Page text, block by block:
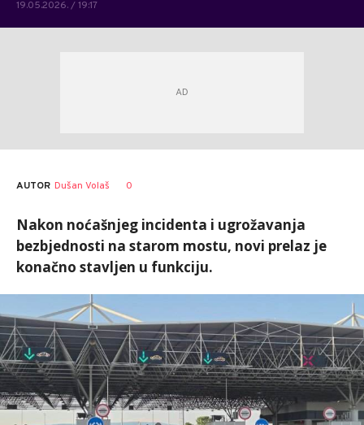
19.05.2026. / 19:17
AUTOR Dušan Volaš 0
Nakon noćašnjeg incidenta i ugrožavanja
bezbjednosti na starom mostu, novi prelaz je
konačno stavljen u funkciju.